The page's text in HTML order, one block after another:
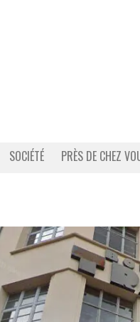
SOCIÉTÉ PRÈS DE CHEZ